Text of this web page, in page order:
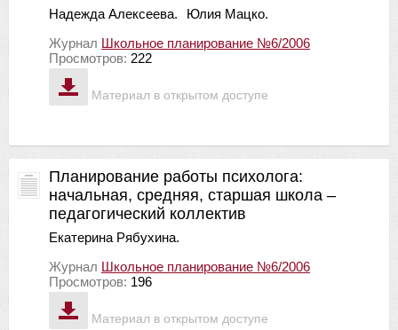
Материал в открытом доступе
Надежда Алексеева.
Юлия Мацко.
Журнал Школьное планирование №6/2006
Просмотров: 222
Материал в открытом доступе
Планирование работы психолога:
начальная, средняя, старшая школа –
педагогический коллектив
Екатерина Рябухина.
Журнал Школьное планирование №6/2006
Просмотров: 196